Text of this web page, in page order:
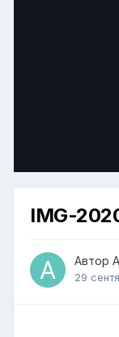
IMG-
Автор
29